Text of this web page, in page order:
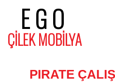
EGO
ÇİLEK MOBİLYA
PIRATE